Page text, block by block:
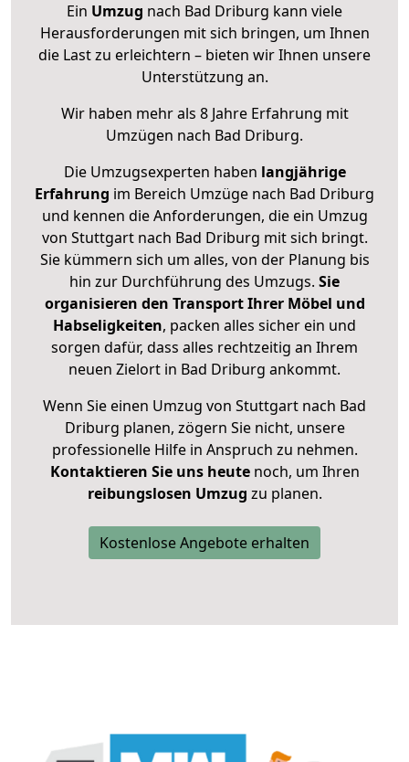
Ein Umzug nach Bad Driburg kann viele
Herausforderungen mit sich bringen, um Ihnen
die Last zu erleichtern – bieten wir Ihnen unsere
Unterstützung an.
Wir haben mehr als 8 Jahre Erfahrung mit
Umzügen nach Bad Driburg.
Die Umzugsexperten haben langjährige
Erfahrung im Bereich Umzüge nach Bad Driburg
und kennen die Anforderungen, die ein Umzug
von Stuttgart nach Bad Driburg mit sich bringt.
Sie kümmern sich um alles, von der Planung bis
hin zur Durchführung des Umzugs. Sie
organisieren den Transport Ihrer Möbel und
Habseligkeiten, packen alles sicher ein und
sorgen dafür, dass alles rechtzeitig an Ihrem
neuen Zielort in Bad Driburg ankommt.
Wenn Sie einen Umzug von Stuttgart nach Bad
Driburg planen, zögern Sie nicht, unsere
professionelle Hilfe in Anspruch zu nehmen.
Kontaktieren Sie uns heutenoch, um Ihren
reibungslosen Umzug zu planen.
Kostenlose Angebote erhalten